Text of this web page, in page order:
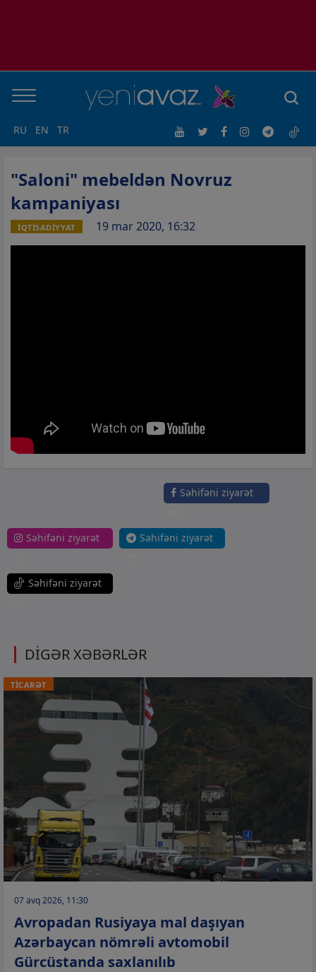
RU EN TR
"Saloni" mebeldən Novruz
kampaniyası
İQTİSADİYYAT 19 mar 2020, 16:32
Səhifəni ziyarət
Səhifəni ziyarət
Səhifəni ziyarət
Səhifəni ziyarət
DİGƏR XƏBƏRLƏR
TİCARƏT
07 avq 2026, 11:30
Avropadan Rusiyaya mal daşıyan
Azərbaycan nömrəli avtomobil
Gürcüstanda saxlanılıb